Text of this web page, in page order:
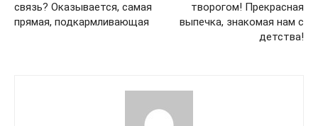
связь? Оказывается, самая
прямая, подкармливающая
творогом! Прекрасная
выпечка, знакомая нам с
детства!